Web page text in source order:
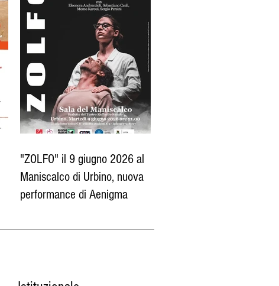
"ZOLFO" il 9 giugno 2026 al
Maniscalco di Urbino, nuova
performance di Aenigma